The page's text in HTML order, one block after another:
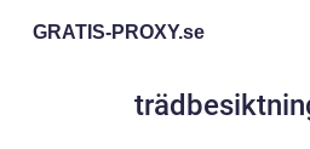
GRATIS-PROXY.se